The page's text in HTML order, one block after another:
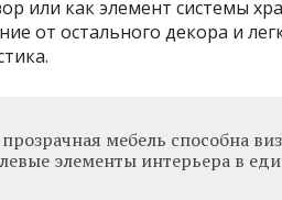
или как элемент системы
от остального декора и
мебель способна
элементы интерьера в